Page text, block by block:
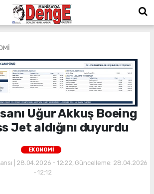
Uğur Akkuş Boeing
Jet aldığını duyurdu
EKONOMİ
| 28.04.2026 - 12:22, Güncelleme: 28.04.2026
- 12:12